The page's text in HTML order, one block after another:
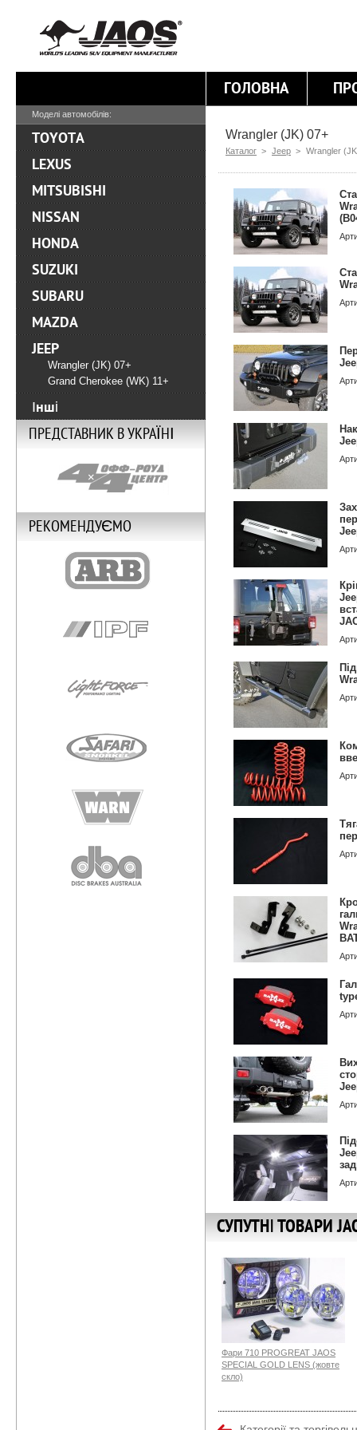
ГОЛОВНА
Wrangler (JK) 07+
Каталог > Jeep > Wrangler
СУПУТНІ ТОВАРИ
Фари 710 PROGREAT JAOS
SPECIAL GOLD LENS (жовте
скло)
Моделі автомобілів:
TOYOTA
LEXUS
MITSUBISHI
NISSAN
HONDA
SUZUKI
SUBARU
MAZDA
JEEP
Wrangler (JK) 07+
Grand Cherokee (WK) 11+
Інші
ПРЕДСТАВНИК В УКРАЇНІ
РЕКОМЕНДУЄМО